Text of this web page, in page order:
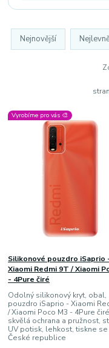
Nejnovější
Vyrobíme pro vás 🎨
Silikonové pouzdro iSaprio
Xiaomi Redmi 9T / Xiaomi
- 4Pure čiré
Odolný silikonový kryt, obal,
pouzdro iSaprio - Xiaomi
/ Xiaomi Poco M3 - 4Pure
skvělá ochrana a pružnost,
UV potisk, lehkost, tiskne se
České republice